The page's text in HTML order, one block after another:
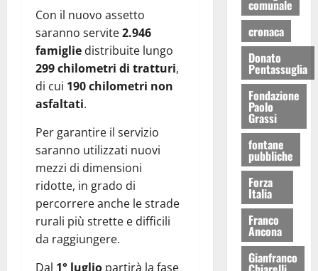
Con il nuovo assetto
saranno servite2.946
famiglie distribuite lungo
299 chilometri di tratturi,
di cui 190 chilometri non
asfaltati.
Per garantire il servizio
saranno utilizzati nuovi
mezzi di dimensioni
ridotte, in grado di
percorrere anche le strade
rurali più strette e difficili
da raggiungere.
Dal 1° luglio partirà la fase
comunale
cronaca
Donato
Pentassuglia
Fondazione
Paolo
Grassi
fontane
pubbliche
Forza
Italia
Franco
Ancona
Gianfranco